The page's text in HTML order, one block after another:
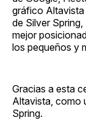
gráfico Altavista
de Silver
mejor
los pequeños y
Gracias a esta
Altavista, como
Spring.